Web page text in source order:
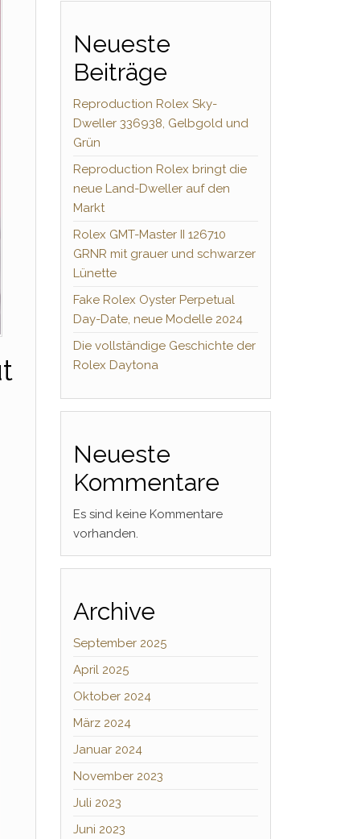
Neueste
Beiträge
Reproduction Rolex Sky-
Dweller 336938, Gelbgold und
Grün
Reproduction Rolex bringt die
neue Land-Dweller auf den
Markt
Rolex GMT-Master II 126710
GRNR mit grauer und schwarzer
Lünette
Fake Rolex Oyster Perpetual
Day-Date, neue Modelle 2024
Die vollständige Geschichte der
Rolex Daytona
Neueste
Kommentare
Es sind keine Kommentare
vorhanden.
Archive
September 2025
April 2025
Oktober 2024
März 2024
Januar 2024
November 2023
Juli 2023
Juni 2023